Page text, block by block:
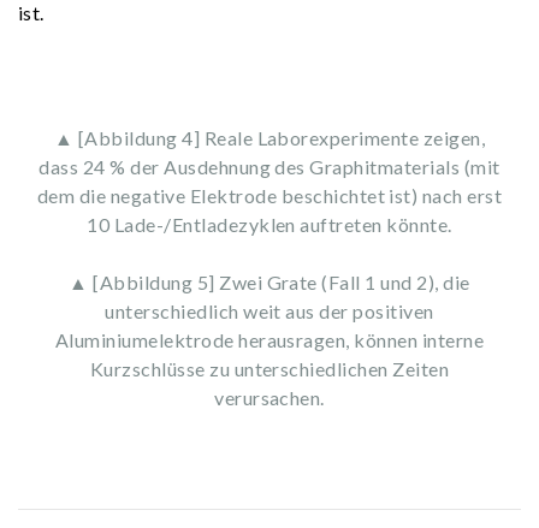
ist.
▲ [Abbildung 4] Reale Laborexperimente zeigen,
dass 24 % der Ausdehnung des Graphitmaterials (mit
dem die negative Elektrode beschichtet ist) nach erst
10 Lade-/Entladezyklen auftreten könnte.
▲ [Abbildung 5] Zwei Grate (Fall 1 und 2), die
unterschiedlich weit aus der positiven
Aluminiumelektrode herausragen, können interne
Kurzschlüsse zu unterschiedlichen Zeiten
verursachen.